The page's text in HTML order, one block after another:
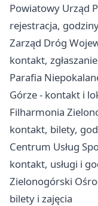
Powiatowy Urząd
rejestracja,
Zarząd Dróg
kontakt,
Parafia
Górze - kontakt i
Filharmonia
kontakt, bilety,
Centrum Usług
kontakt, usługi i
Zielonogórski
bilety i zajęcia